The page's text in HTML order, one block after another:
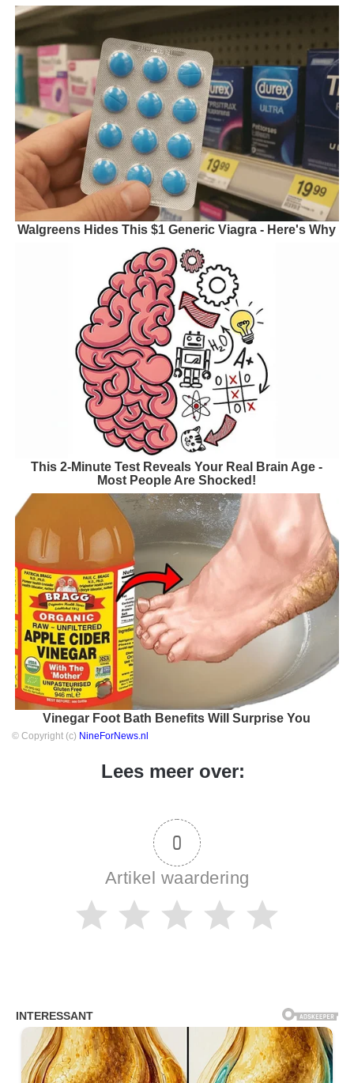
Walgreens Hides This $1 Generic Viagra - Here's Why
This 2-Minute Test Reveals Your Real Brain Age -
Most People Are Shocked!
Vinegar Foot Bath Benefits Will Surprise You
© Copyright (c) NineForNews.nl
Lees meer over:
0
Artikel waardering